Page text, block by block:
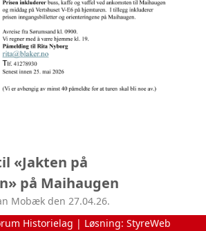
«Jakten på
på Maihaugen
Mobæk den 27.04.26.
Historielag | Løsning: StyreWeb